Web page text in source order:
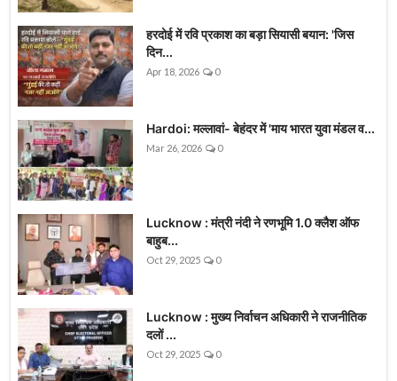
हरदोई में रवि प्रकाश का बड़ा सियासी बयान: 'जिस
दिन...
Apr 18, 2026 0
Hardoi: मल्लावां- बेहंदर में 'माय भारत युवा मंडल व...
Mar 26, 2026 0
Lucknow : मंत्री नंदी ने रणभूमि 1.0 क्लैश ऑफ
बाहुब...
Oct 29, 2025 0
Lucknow : मुख्य निर्वाचन अधिकारी ने राजनीतिक
दलों ...
Oct 29, 2025 0